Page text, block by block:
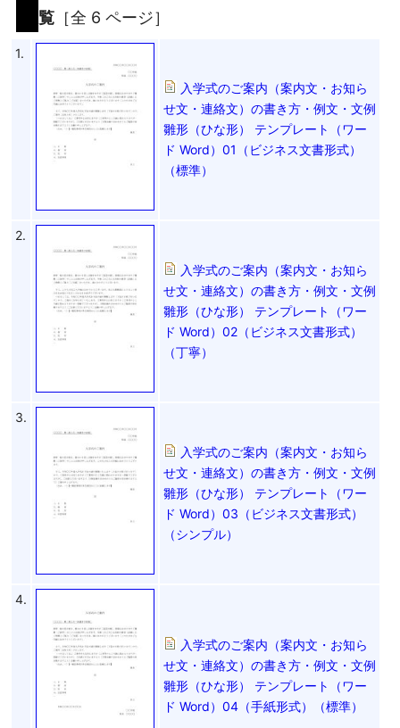
覧 ［全 6 ページ］
1.
入学式のご案内（案内文・お知ら
せ文・連絡文）の書き方・例文・文例
雛形（ひな形） テンプレート（ワー
ド Word）01（ビジネス文書形式）
（標準）
2.
入学式のご案内（案内文・お知ら
せ文・連絡文）の書き方・例文・文例
雛形（ひな形） テンプレート（ワー
ド Word）02（ビジネス文書形式）
（丁寧）
3.
入学式のご案内（案内文・お知ら
せ文・連絡文）の書き方・例文・文例
雛形（ひな形） テンプレート（ワー
ド Word）03（ビジネス文書形式）
（シンプル）
4.
入学式のご案内（案内文・お知ら
せ文・連絡文）の書き方・例文・文例
雛形（ひな形） テンプレート（ワー
ド Word）04（手紙形式）（標準）